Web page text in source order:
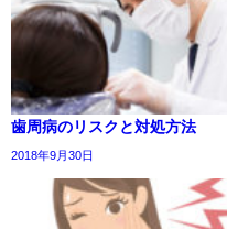
歯周病のリスクと対処方法
2018年9月30日